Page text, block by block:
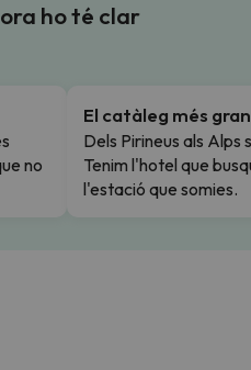
ho té clar
no
El catàleg més gran
Dels Pirineus als Alps
Tenim l'hotel que
l'estació que somies.